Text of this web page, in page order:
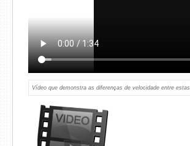
Vídeo que demonstra as diferenças de velocidade entre